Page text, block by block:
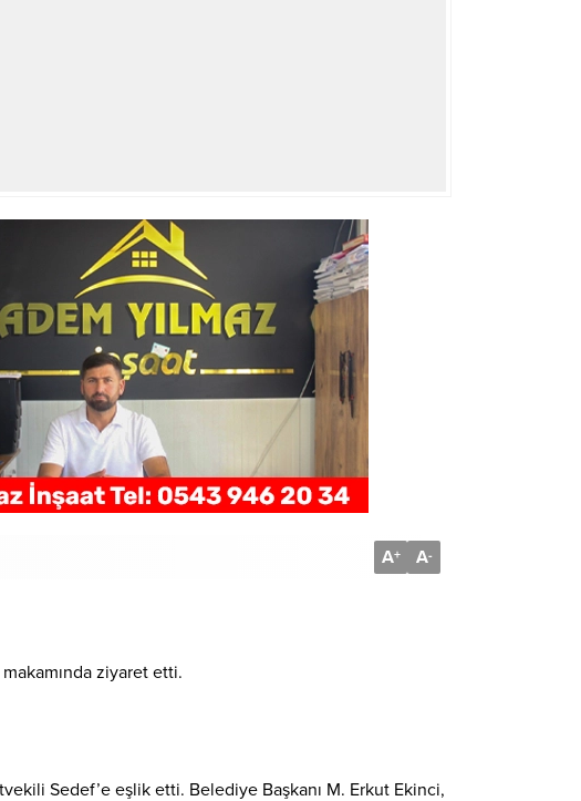
A+ A-
ziyaret etti.
Sedef’e eşlik etti. Belediye Başkanı M. Erkut Ekinci,